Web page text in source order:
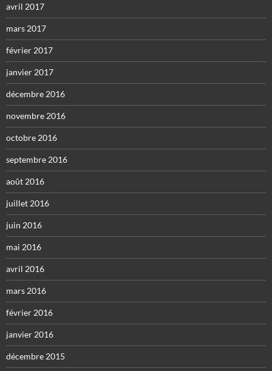
avril 2017
mars 2017
février 2017
janvier 2017
décembre 2016
novembre 2016
octobre 2016
septembre 2016
août 2016
juillet 2016
juin 2016
mai 2016
avril 2016
mars 2016
février 2016
janvier 2016
décembre 2015